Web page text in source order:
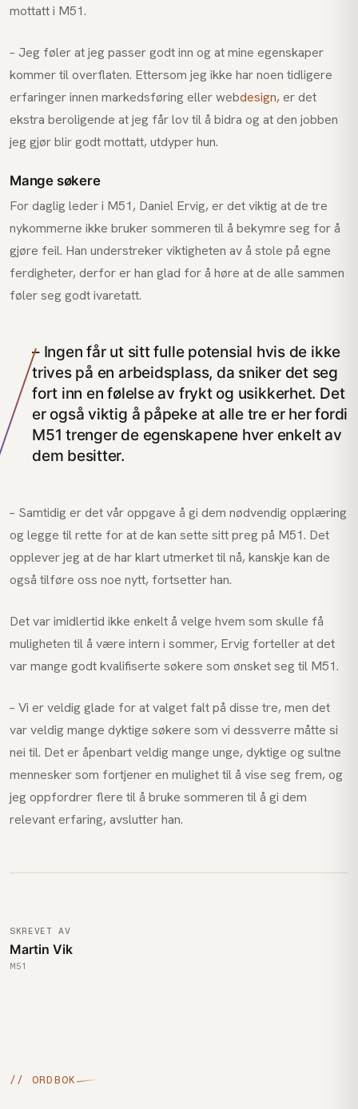
mottatt i M51.
– Jeg føler at jeg passer godt inn og at mine egenskaper
kommer til overflaten. Ettersom jeg ikke har noen tidligere
erfaringer innen markedsføring eller webdesign, er det
ekstra beroligende at jeg får lov til å bidra og at den jobben
jeg gjør blir godt mottatt, utdyper hun.
Mange søkere
For daglig leder i M51, Daniel Ervig, er det viktig at de tre
nykommerne ikke bruker sommeren til å bekymre seg for å
gjøre feil. Han understreker viktigheten av å stole på egne
ferdigheter, derfor er han glad for å høre at de alle sammen
føler seg godt ivaretatt.
– Ingen får ut sitt fulle potensial hvis de ikke
trives på en arbeidsplass, da sniker det seg
fort inn en følelse av frykt og usikkerhet. Det
er også viktig å påpeke at alle tre er her fordi
M51 trenger de egenskapene hver enkelt av
dem besitter.
– Samtidig er det vår oppgave å gi dem nødvendig opplæring
og legge til rette for at de kan sette sitt preg på M51. Det
opplever jeg at de har klart utmerket til nå, kanskje kan de
også tilføre oss noe nytt, fortsetter han.
Det var imidlertid ikke enkelt å velge hvem som skulle få
muligheten til å være intern i sommer, Ervig forteller at det
var mange godt kvalifiserte søkere som ønsket seg til M51.
– Vi er veldig glade for at valget falt på disse tre, men det
var veldig mange dyktige søkere som vi dessverre måtte si
nei til. Det er åpenbart veldig mange unge, dyktige og sultne
mennesker som fortjener en mulighet til å vise seg frem, og
jeg oppfordrer flere til å bruke sommeren til å gi dem
relevant erfaring, avslutter han.
SKREVET AV
Martin Vik
M51
// ORDBOK